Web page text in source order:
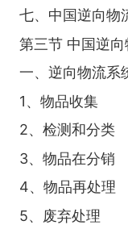
七、中国逆向物
第三节 中国逆
一、逆向物流系
1、物品收集
2、检测和分类
3、物品在分销
4、物品再处理
5、废弃处理